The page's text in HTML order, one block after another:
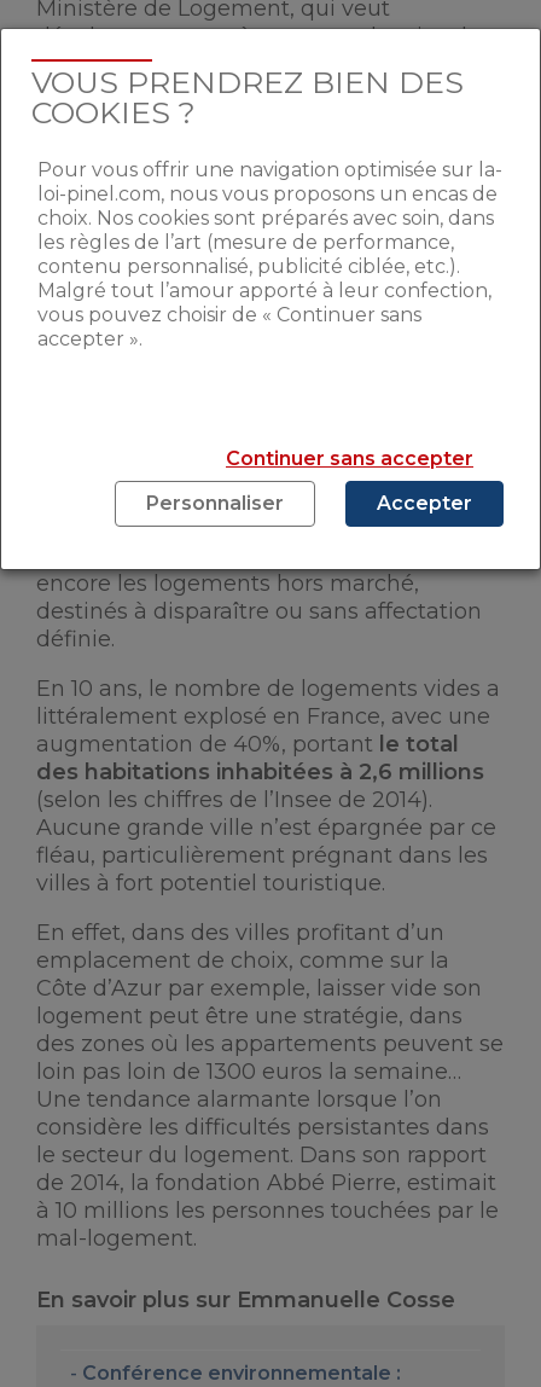
Ministère de Logement, qui veut
développer ce système contre la crise du
logement.
Ce bonus fiscal sera soumis à un plafond
pourra pas pratiquer le montant de loyer
qu’il désire. Ces plafonds seront publiés via
un décret avant la fin du mois de janvier.
2,6 MILLIONS DE
LOGEMENTS VIDES
vacant est un logement disponible,
proposé sur le marché de la vente ou de la
location; un logement provisoirement
indisponible faisant l’objet de travaux ou
encore les logements hors marché,
destinés à disparaître ou sans affectation
définie.
En 10 ans, le nombre de logements vides a
littéralement explosé en France, avec une
augmentation de 40%, portant le total
des habitations inhabitées à 2,6 millions
(selon les chiffres de l’Insee de 2014).
Aucune grande ville n’est épargnée par ce
fléau, particulièrement prégnant dans les
villes à fort potentiel touristique.
En effet, dans des villes profitant d’un
emplacement de choix, comme sur la
Côte d’Azur par exemple, laisser vide son
logement peut être une stratégie, dans
des zones où les appartements peuvent se
loin pas loin de 1300 euros la semaine…
Une tendance alarmante lorsque l’on
considère les difficultés persistantes dans
le secteur du logement. Dans son rapport
de 2014, la fondation Abbé Pierre, estimait
à 10 millions les personnes touchées par le
mal-logement.
En savoir plus sur Emmanuelle Cosse
Conférence environnementale :
VOUS PRENDREZ BIEN DES
COOKIES ?
Pour vous offrir une navigation optimisée sur la-
loi-pinel.com, nous vous proposons un encas de
choix. Nos cookies sont préparés avec soin, dans
les règles de l’art (mesure de performance,
contenu personnalisé, publicité ciblée, etc.).
Malgré tout l’amour apporté à leur confection,
vous pouvez choisir de « Continuer sans
accepter ».
Continuer sans accepter
Personnaliser
Accepter